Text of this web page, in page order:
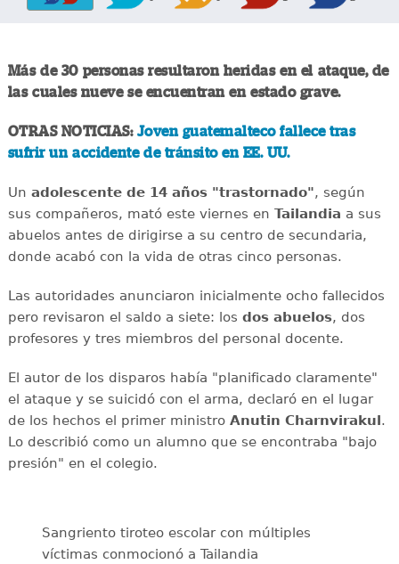
Más de 30 personas resultaron heridas en el ataque, de
las cuales nueve se encuentran en estado grave.
OTRAS NOTICIAS: Joven guatemalteco fallece tras
sufrir un accidente de tránsito en EE. UU.
Un adolescente de 14 años "trastornado", según
sus compañeros, mató este viernes en Tailandia a sus
abuelos antes de dirigirse a su centro de secundaria,
donde acabó con la vida de otras cinco personas.
Las autoridades anunciaron inicialmente ocho fallecidos
pero revisaron el saldo a siete: los dos abuelos, dos
profesores y tres miembros del personal docente.
El autor de los disparos había "planificado claramente"
el ataque y se suicidó con el arma, declaró en el lugar
de los hechos el primer ministro Anutin Charnvirakul.
Lo describió como un alumno que se encontraba "bajo
presión" en el colegio.
Sangriento tiroteo escolar con múltiples
víctimas conmocionó a Tailandia